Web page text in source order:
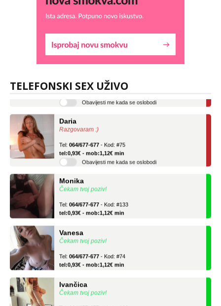
TELEFONSKI SEX UŽIVO
Lucija
Razgovaram :)
tel:0,93€ - mob:1,12€ min
Razgovaram :)
tel:0,93€ - mob:1,12€ min
Obavijesti me kada se oslobodi
Čekam tvoj poziv!
tel:0,93€ - mob:1,12€ min
Čekam tvoj poziv!
tel:0,93€ - mob:1,12€ min
Čekam tvoj poziv!